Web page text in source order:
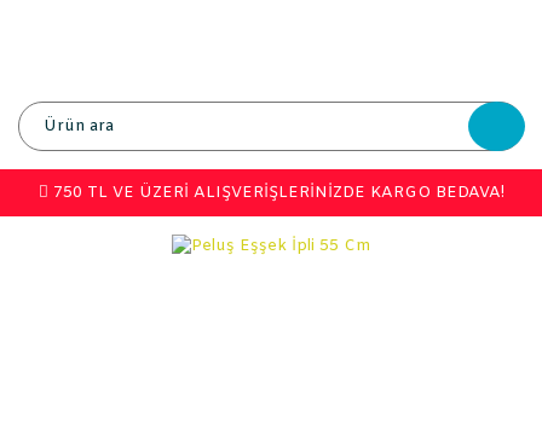
750 TL VE ÜZERİ ALIŞVERİŞLERİNİZDE KARGO BEDAVA!